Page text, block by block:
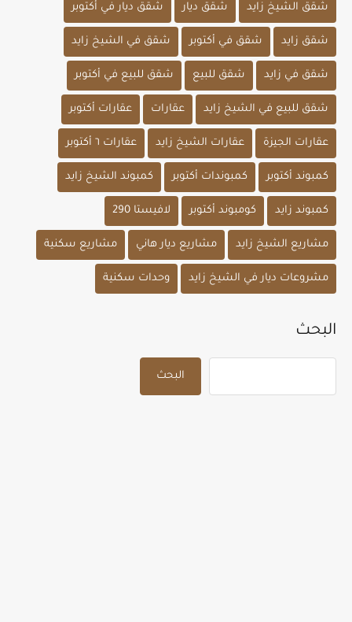
شقق الشيخ زايد شقق ديار شقق ديار في أكتوبر
شقق زايد شقق في أكتوبر شقق في الشيخ زايد
شقق في زايد شقق للبيع شقق للبيع في أكتوبر
شقق للبيع في الشيخ زايد عقارات عقارات أكتوبر
عقارات الجيزة عقارات الشيخ زايد عقارات ٦ أكتوبر
كمبوند أكتوبر كمبوندات أكتوبر كمبوند الشيخ زايد
كمبوند زايد كومبوند أكتوبر لافيستا 290
مشاريع الشيخ زايد مشاريع ديار هاني مشاريع سكنية
مشروعات ديار في الشيخ زايد وحدات سكنية
البحث
البحث